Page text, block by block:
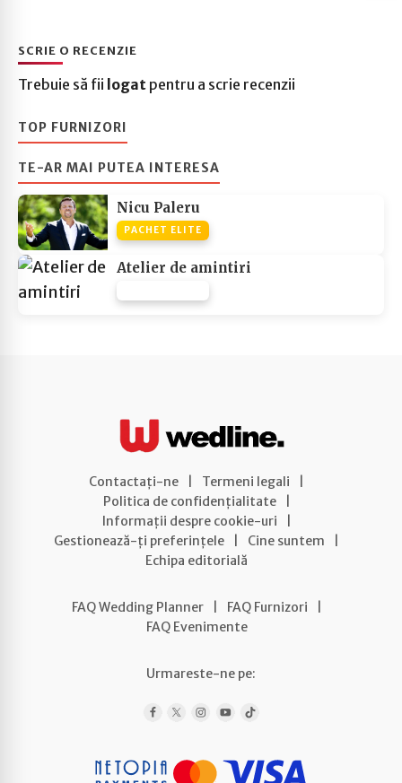
SCRIE O RECENZIE
Trebuie să fii logat pentru a scrie recenzii
TOP FURNIZORI
TE-AR MAI PUTEA INTERESA
Nicu Paleru
PACHET ELITE
Atelier de amintiri
Contactați-ne Termeni legali
Politica de confidențialitate
Informații despre cookie-uri
Gestionează-ți preferințele
Cine suntem
Echipa editorială
FAQ Wedding Planner FAQ Furnizori
FAQ Evenimente
Urmareste-ne pe: